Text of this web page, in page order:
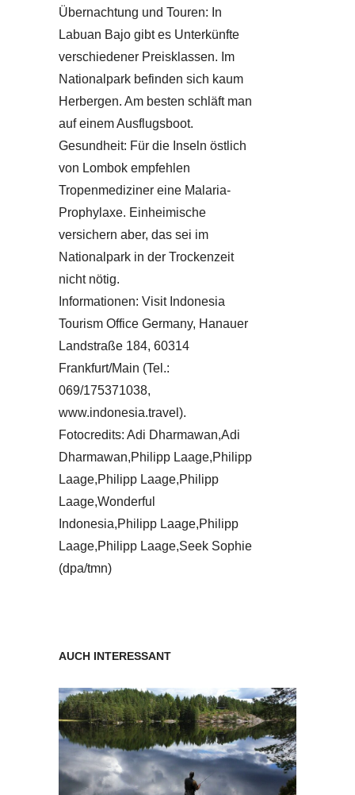
Übernachtung und Touren: In
Labuan Bajo gibt es Unterkünfte
verschiedener Preisklassen. Im
Nationalpark befinden sich kaum
Herbergen. Am besten schläft man
auf einem Ausflugsboot.
Gesundheit: Für die Inseln östlich
von Lombok empfehlen
Tropenmediziner eine Malaria-
Prophylaxe. Einheimische
versichern aber, das sei im
Nationalpark in der Trockenzeit
nicht nötig.
Informationen: Visit Indonesia
Tourism Office Germany, Hanauer
Landstraße 184, 60314
Frankfurt/Main (Tel.:
069/175371038,
www.indonesia.travel).
Fotocredits: Adi Dharmawan,Adi
Dharmawan,Philipp Laage,Philipp
Laage,Philipp Laage,Philipp
Laage,Wonderful
Indonesia,Philipp Laage,Philipp
Laage,Philipp Laage,Seek Sophie
(dpa/tmn)
AUCH INTERESSANT